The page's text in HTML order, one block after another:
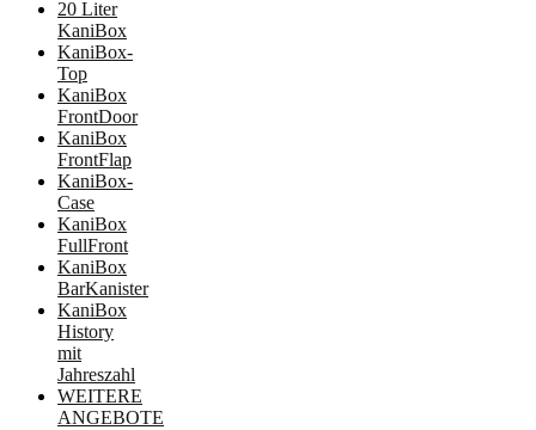
20 Liter
KaniBox
KaniBox-
Top
KaniBox
FrontDoor
KaniBox
FrontFlap
KaniBox-
Case
KaniBox
FullFront
KaniBox
BarKanister
KaniBox
History
mit
Jahreszahl
WEITERE
ANGEBOTE